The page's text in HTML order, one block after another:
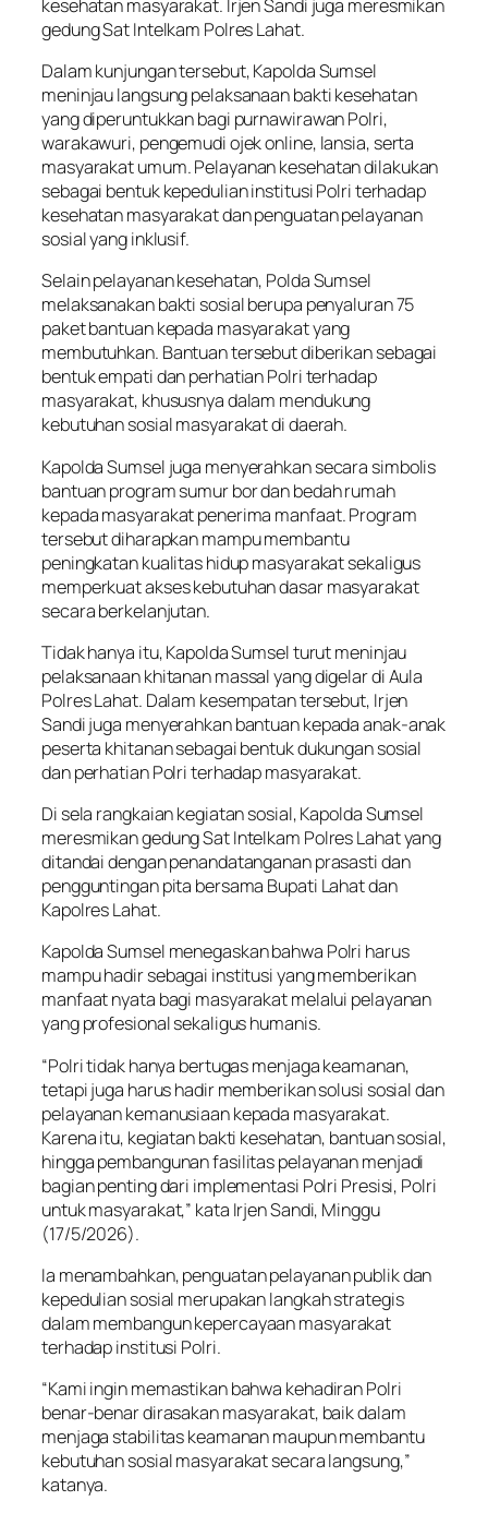
kesehatan masyarakat. Irjen Sandi juga meresmikan
gedung Sat Intelkam Polres Lahat.
Dalam kunjungan tersebut, Kapolda Sumsel
meninjau langsung pelaksanaan bakti kesehatan
yang diperuntukkan bagi purnawirawan Polri,
warakawuri, pengemudi ojekonline, lansia, serta
masyarakat umum. Pelayanan kesehatan dilakukan
sebagai bentuk kepedulian institusi Polri terhadap
kesehatan masyarakat dan penguatan pelayanan
sosial yang inklusif.
Selain pelayanan kesehatan, Polda Sumsel
melaksanakan bakti sosial berupa penyaluran 75
paket bantuan kepada masyarakat yang
membutuhkan. Bantuan tersebut diberikan sebagai
bentuk empati dan perhatian Polri terhadap
masyarakat, khususnya dalam mendukung
kebutuhan sosial masyarakat di daerah.
Kapolda Sumsel juga menyerahkan secara simbolis
bantuan program sumur bor dan bedah rumah
kepada masyarakat penerima manfaat. Program
tersebut diharapkan mampu membantu
peningkatan kualitas hidup masyarakat sekaligus
memperkuat akses kebutuhan dasar masyarakat
secara berkelanjutan.
Tidak hanya itu, Kapolda Sumsel turut meninjau
pelaksanaan khitanan massal yang digelar di Aula
Polres Lahat. Dalam kesempatan tersebut, Irjen
Sandi juga menyerahkan bantuan kepada anak-anak
peserta khitanan sebagai bentuk dukungan sosial
dan perhatian Polri terhadap masyarakat.
Di sela rangkaian kegiatan sosial, Kapolda Sumsel
meresmikan gedung Sat Intelkam Polres Lahat yang
ditandai dengan penandatanganan prasasti dan
pengguntingan pita bersama Bupati Lahat dan
Kapolres Lahat.
Kapolda Sumsel menegaskan bahwa Polri harus
mampu hadir sebagai institusi yang memberikan
manfaat nyata bagi masyarakat melalui pelayanan
yang profesional sekaligus humanis.
“Polri tidak hanya bertugas menjaga keamanan,
tetapi juga harus hadir memberikan solusi sosial dan
pelayanan kemanusiaan kepada masyarakat.
Karena itu, kegiatan bakti kesehatan, bantuan sosial,
hingga pembangunan fasilitas pelayanan menjadi
bagian penting dari implementasi Polri Presisi, Polri
untuk masyarakat,” kata Irjen Sandi, Minggu
(17/5/2026).
Ia menambahkan, penguatan pelayanan publik dan
kepedulian sosial merupakan langkah strategis
dalam membangun kepercayaan masyarakat
terhadap institusi Polri.
“Kami ingin memastikan bahwa kehadiran Polri
benar-benar dirasakan masyarakat, baik dalam
menjaga stabilitas keamanan maupun membantu
kebutuhan sosial masyarakat secara langsung,”
katanya.